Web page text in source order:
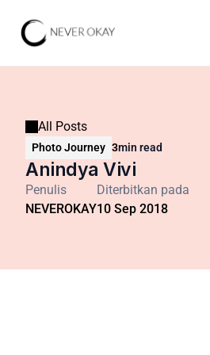
All Posts
Photo Journey 3min read
Anindya Vivi
Penulis
NEVEROKAY
Diterbitkan pada
10 Sep 2018